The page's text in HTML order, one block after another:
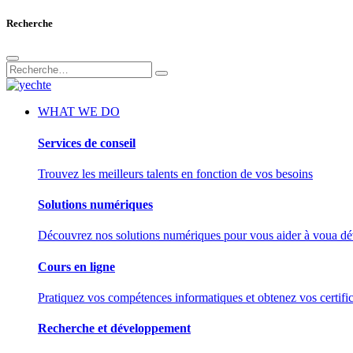
Recherche
WHAT WE DO
Services de conseil
Trouvez les meilleurs talents en fonction de vos besoins
Solutions numériques
Découvrez nos solutions numériques pour vous aider à voua
Cours en ligne
Pratiquez vos compétences informatiques et obtenez vos
Recherche et développement